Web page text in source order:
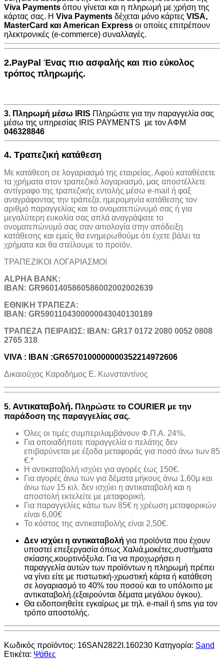
Viva Payments όπου γίνεται και η πληρωμή με χρήση της
κάρτας σας. Η Viva Payments δέχεται μόνο κάρτες VISA,
MasterCard και American Express οι οποίες επιτρέπουν
ηλεκτρονικές (e-commerce) συναλλαγές.
2.PayPal Ένας πιο ασφαλής και πιο εύκολος
τρόπος πληρωμής.
3. Πληρωμή μέσω IRIS Πληρώστε για την παραγγελία σας
μέσω της υπηρεσίας IRIS PAYMENTS με τον ΑΦΜ
046328846
4. Τραπεζική κατάθεση
Με κατάθεση σε λογαριασμό της εταιρείας. Αφού καταθέσετε
τα χρήματα στον τραπεζικό λογαριασμό, μας αποστέλλετε
αντίγραφο της τραπεζικής εντολής μέσω e-mail ή φαξ
αναγράφοντας την τράπεζα, ημερομηνία κατάθεσης τον
αριθμό παραγγελίας και το ονοματεπώνυμό σας ή για
μεγαλύτερη ευκολία σας απλά αναγράψατε το
ονοματεπώνυμό σας σαν αιτιολογία στην απόδειξη
κατάθεσης και εμείς θα ενημερωθούμε ότι έχετε βάλει τα
χρήματα και θα στείλουμε το προϊόν.
ΤΡΑΠΕΖΙΚOI ΛΟΓΑΡΙΑΣΜΟΙ
ALPHA BANK:
IBAN: GR9601405860586002002002639
ΕΘΝΙΚΗ ΤΡΑΠΕΖΑ:
IBAN: GR5901104300000043040130189
TΡΑΠΕΖΑ ΠΕΙΡΑΙΩΣ: IBAN: GR17 0172 2080 0052 0808
2765 318
VIVA : IBAN :GR6570100000000352214972606
Δικαιούχος Καραδήμος Ε. Κωνσταντίνος
5. Αντικαταβολή. Πληρώστε το COURIER με την
παράδοση της παραγγελίας σας.
Όλες οι τιμές συμπεριλαμβάνουν Φ.Π.Α. 24%.
Για οποιαδήποτε παραγγελία ο πελάτης δεν
επιβαρύνεται με έξοδα μεταφοράς για ποσό άνω των 85
€.*
H αντικαταβολή ισχύει για αγορές έως 150€.
Για αγορές άνω των για δέματα μήκους άνω 1,60μ και
άνω των 15 κιλ. δεν ισχύει η αντικαταβολή και η
αποστολή εκτελείτε με μεταφορική.
Για παραγγελίες κάτω των 85€ η χρέωση μεταφορικών
είναι 6,00€
Το κόστος της αντικαταβολής είναι 2,50€.
Δεν ισχύει η αντικαταβολή για προϊόντα που έχουν
υποστεί επεξεργασία όπως Χαλιά,μοκέτες,συστήματα
σκίασης,κουρτινόξυλα. Για να προχωρήσει η
παραγγελία αυτών των προϊόντων η πληρωμή πρέπει
να γίνει είτε με πιστωτική-χρωστική κάρτα ή κατάθεση
σε λογαριασμό το 40% του ποσού και το υπόλοιπο με
αντικαταβολή.(εξαιρούνται δέματα μεγάλου όγκου).
Θα ειδοποιηθείτε εγκαίρως με τηλ. e-mail ή sms για τον
τρόπο αποστολής.
Κωδικός προϊόντος: 16SAN2822I.160230 Κατηγορία: Sand
Ετικέτα: Ψάθες